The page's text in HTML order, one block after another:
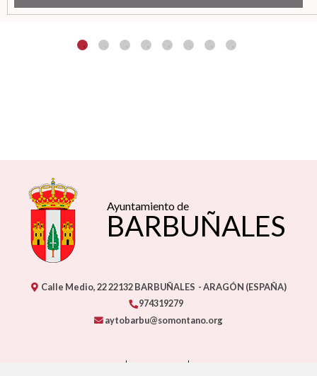
Ayuntamiento de
BARBUÑALES
Calle Medio, 2222132 BARBUÑALES - ARAGÓN (ESPAÑA)
974319279
aytobarbu@somontano.org